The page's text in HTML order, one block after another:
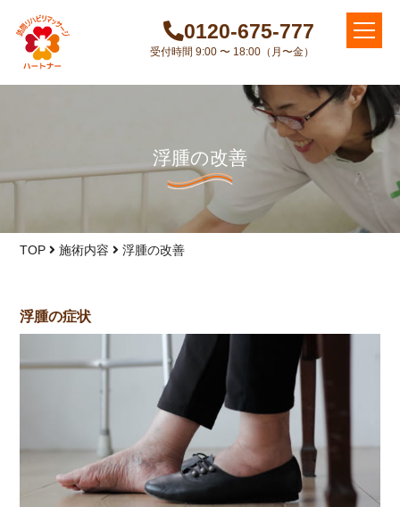
0120-675-777
受付時間 9:00 〜 18:00（月〜金）
浮腫の改善
TOP 施術内容 浮腫の改善
浮腫の症状